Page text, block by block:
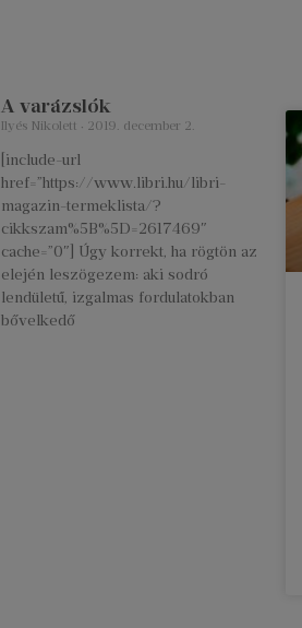
A varázslók
Ilyés Nikolett 2019. december 2.
[include-url
href=”https://www.libri.hu/libri-
magazin-termeklista/?
cikkszam%5B%5D=2617469″
cache=”0″] Úgy korrekt, ha rögtön az
elején leszögezem: aki sodró
lendületű, izgalmas fordulatokban
bővelkedő